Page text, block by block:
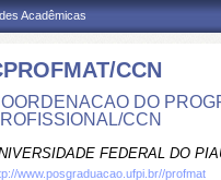
Acadêmicas
CCN
DO
CCN
FEDERAL DO
www.posgraduacao.ufpi.br//profmat